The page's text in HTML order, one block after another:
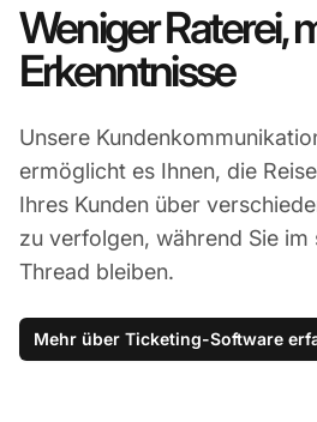
Weniger Raterei,
Erkenntnisse
Unsere
ermöglicht es Ihnen, die
Ihres Kunden über
zu verfolgen, während Sie im
Thread bleiben.
Mehr über Ticketing-Software